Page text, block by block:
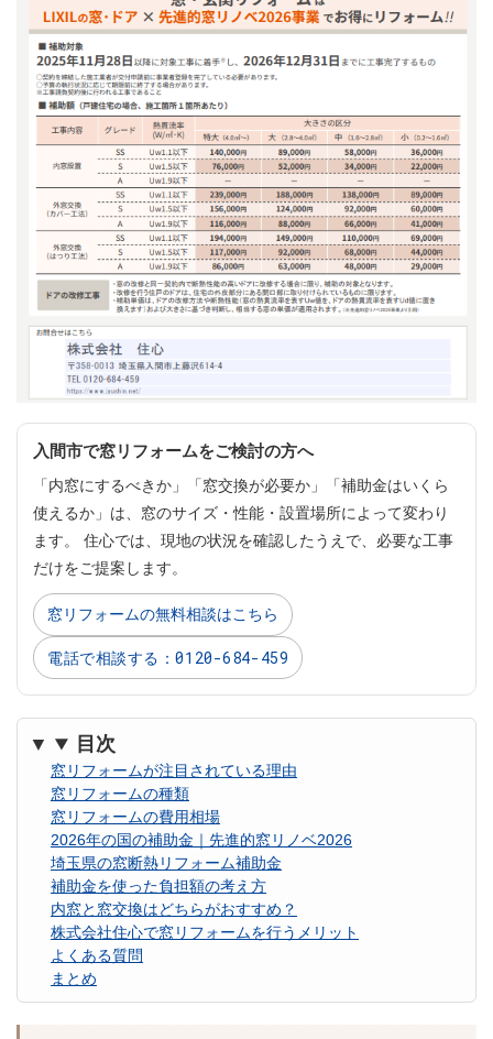
入間市で窓リフォームをご検討の方へ
「内窓にするべきか」「窓交換が必要か」「補助金はいくら
使えるか」は、窓のサイズ・性能・設置場所によって変わり
ます。 住心では、現地の状況を確認したうえで、必要な工事
だけをご提案します。
窓リフォームの無料相談はこちら
電話で相談する：0120-684-459
目次
窓リフォームが注目されている理由
窓リフォームの種類
窓リフォームの費用相場
2026年の国の補助金｜先進的窓リノベ2026
埼玉県の窓断熱リフォーム補助金
補助金を使った負担額の考え方
内窓と窓交換はどちらがおすすめ？
株式会社住心で窓リフォームを行うメリット
よくある質問
まとめ